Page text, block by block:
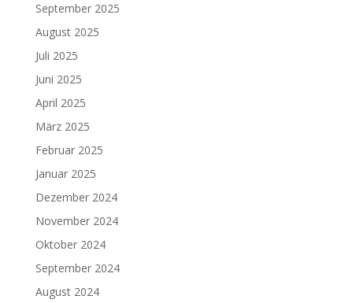
September 2025
August 2025
Juli 2025
Juni 2025
April 2025
März 2025
Februar 2025
Januar 2025
Dezember 2024
November 2024
Oktober 2024
September 2024
August 2024